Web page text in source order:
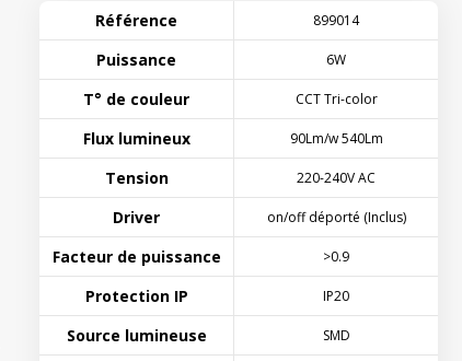
Référence 899014
Puissance 6W
T° de couleur CCT Tri-color
Flux lumineux 90Lm/w 540Lm
Tension 220-240V AC
Driver on/off déporté (Inclus)
Facteur de puissance >0.9
Protection IP IP20
Source lumineuse SMD